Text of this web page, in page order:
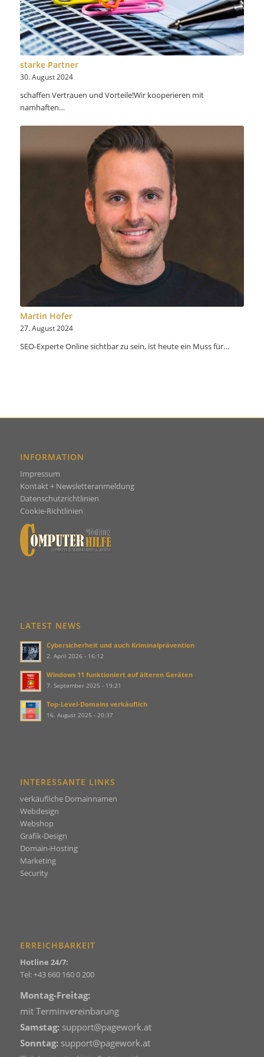
starke Partner
30. August 2024
schaffen Vertrauen und Vorteile!Wir kooperieren mit
namhaften…
Martin Hofer
27. August 2024
SEO-Experte Online sichtbar zu sein, ist heute ein Muss für…
INFORMATION
Impressum
Kontakt + Newsletteranmeldung
Datenschutzrichtlinien
Cookie-Richtlinien
LATEST NEWS
Cybersicherheit und auch Kriminalprävention
2. April 2026 - 16:12
Windows 11 funktioniert auf älteren Geräten
7. September 2025 - 19:21
Top-Level-Domains verkäuflich
16. August 2025 - 20:37
INTERESSANTE LINKS
verkäufliche Domainnamen
Webdesign
Webshop
Grafik-Design
Domain-Hosting
Marketing
Security
ERREICHBARKEIT
Hotline 24/7:
Tel:+43 660 160 0 200
Montag-Freitag:
mit Terminvereinbarung
Samstag: support@pagework.at
Sonntag: support@pagework.at